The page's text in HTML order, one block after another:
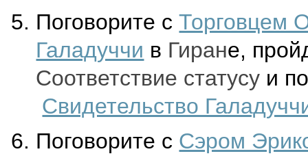
Поговорите сТорговцем
Галадуччи в Гиране,
Соответствие статусу и
Свидетельство
Поговорите c Сэром